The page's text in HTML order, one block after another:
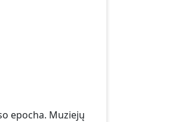
epocha. Muziejų